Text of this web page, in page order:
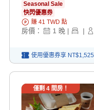
Seasonal Sale
快閃優惠券
賺 41 TWD 點
房價： 1 晚 | |
使用優惠券享 NT$1,525
僅剩 4間房！